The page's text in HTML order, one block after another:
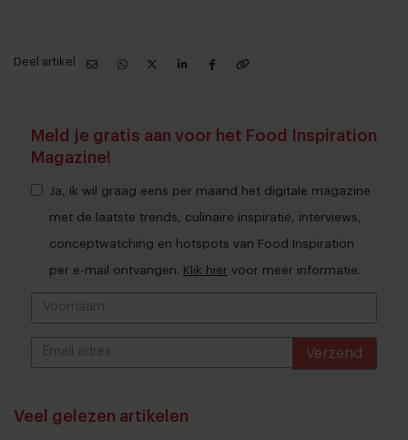
Deel artikel
Meld je gratis aan voor het Food Inspiration
Magazine!
Ja, ik wil graag eens per maand het digitale magazine
met de laatste trends, culinaire inspiratie, interviews,
conceptwatching en hotspots van Food Inspiration
per e-mail ontvangen. Klik hier voor meer informatie.
Verzend
Veel gelezen artikelen